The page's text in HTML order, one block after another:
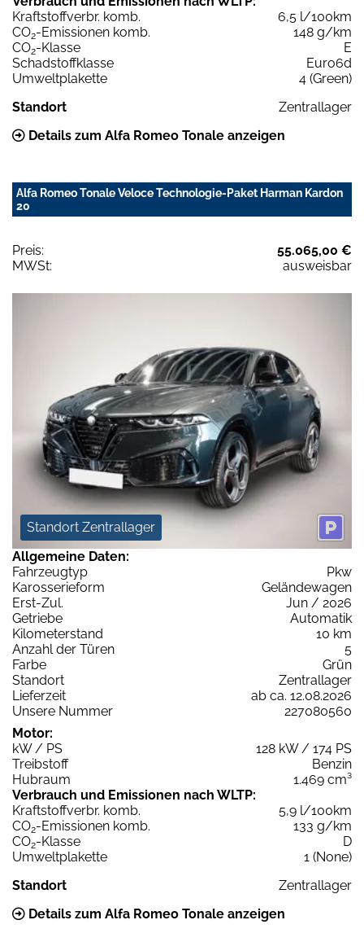
Kraftstoffverbr. komb.
6,5 l/100km
CO2-Emissionen komb.
148 g/km
CO2-Klasse
E
Schadstoffklasse
Euro6d
Umweltplakette
4 (Green)
Standort
Zentrallager
Details zum Alfa Romeo Tonale anzeigen
Alfa Romeo Tonale Veloce Technologie-Paket Harman Kardon
20
Preis:
55.065,00 €
MWSt:
ausweisbar
Standort Zentrallager
Allgemeine Daten:
Fahrzeugtyp
Pkw
Karosserieform
Geländewagen
Erst-Zul.
Jun / 2026
Getriebe
Automatik
Kilometerstand
10 km
Anzahl der Türen
5
Farbe
Grün
Standort
Zentrallager
Lieferzeit
ab ca. 12.08.2026
Unsere Nummer
227080560
Motor:
kW / PS
128 kW / 174 PS
Treibstoff
Benzin
Hubraum
1.469 cm³
Verbrauch und Emissionen nach WLTP:
Kraftstoffverbr. komb.
5,9 l/100km
CO2-Emissionen komb.
133 g/km
CO2-Klasse
D
Umweltplakette
1 (None)
Standort
Zentrallager
Details zum Alfa Romeo Tonale anzeigen